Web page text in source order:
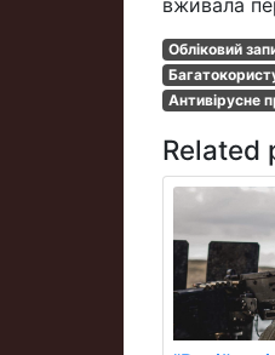
вживала
Обліковий
Антивірусне
Related